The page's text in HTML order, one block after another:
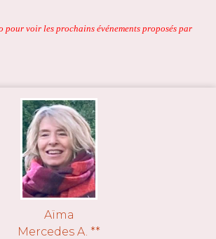
pour voir les prochains événements proposés par
Aïma
Mercedes A. **